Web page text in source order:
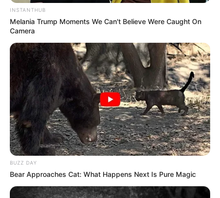
248 0
23:27 / 06 Avqust 2026 SİYASƏT
"Yer kürəsinin cazibəsi bu tarixdə 7
saniyə yox olacaq"
- İddia
INSTANTHUB
Melania Trump Moments We Can't Believe Were Caught On
Camera
BUZZ DAY
Bear Approaches Cat: What Happens Next Is Pure Magic